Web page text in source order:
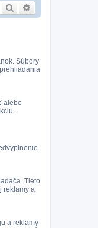
Hľadať
Súbory
alebo
Tieto
reklamy a
a reklamy